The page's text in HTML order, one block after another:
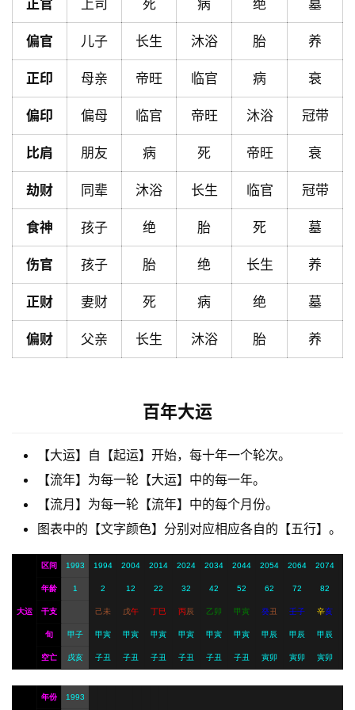
首
页
黄
历
卜
命
理
服
务
登录 注册
正官 上司 死 病 绝 墓
偏官 儿子 长生 沐浴 胎 养
正印 母亲 帝旺 临官 病 衰
偏印 偏母 临官 帝旺 沐浴 冠带
比肩 朋友 病 死 帝旺 衰
劫财 同辈 沐浴 长生 临官 冠带
食神 孩子 绝 胎 死 墓
伤官 孩子 胎 绝 长生 养
正财 妻财 死 病 绝 墓
偏财 父亲 长生 沐浴 胎 养
百年大运
【大运】自【起运】开始，每十年一个轮次。
【流年】为每一轮【大运】中的每一年。
【流月】为每一轮【流年】中的每个月份。
图表中的【文字颜色】分别对应相应各自的【五行】。
大运
区间 1993 1994 2004 2014 2024 2034 2044 2054 2064 2074
年龄 1 2 12 22 32 42 52 62 72 82
干支 己未 戊午 丁巳 丙辰 乙卯 甲寅 癸丑 壬子 辛亥
旬 甲子 甲寅 甲寅 甲寅 甲寅 甲寅 甲寅 甲辰 甲辰 甲辰
空亡 戌亥 子丑 子丑 子丑 子丑 子丑 子丑 寅卯 寅卯 寅卯
年份 1993